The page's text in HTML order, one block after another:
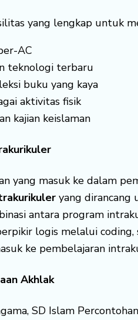
yang lengkap untuk
AC
teknologi terbaru
buku yang kaya
aktivitas fisik
kajian keislaman
yang masuk ke dalam
yang dirancang
antara program
logis melalui
ke pembelajaran
Akhlak
SD Islam